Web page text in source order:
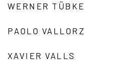
WERNER TÜBKE
PAOLO VALLORZ
XAVIER VALLS